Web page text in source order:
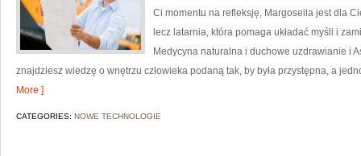
Ci momentu na refleksję, Margoseila jest dla
lecz latarnia, która pomaga układać myśli i
Medycyna naturalna i duchowe uzdrawianie i
znajdziesz wiedzę o wnętrzu człowieka podaną tak, by była przystępna, a
More ]
CATEGORIES: NOWE TECHNOLOGIE